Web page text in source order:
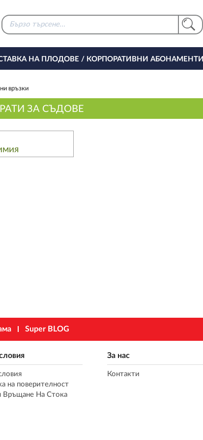
НА ПЛОДОВЕ / КОРПОРАТИВНИ АБОНАМЕНТИ
връзки
ЗА СЪДОВЕ
Super BLOG
на поверителност
Връщане На Стока
За нас
Контакти